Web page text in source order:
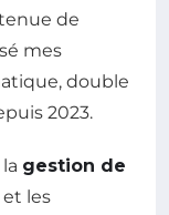
de
mes
double
2023.
gestion de
et les